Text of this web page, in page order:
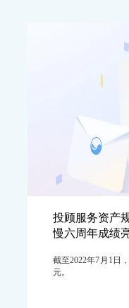
投顾服务资产
慢六周年成绩
截至2022年7月1日
元。